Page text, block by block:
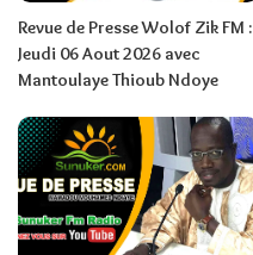
Revue de Presse Wolof Zik FM :
Jeudi 06 Aout 2026 avec
Mantoulaye Thioub Ndoye